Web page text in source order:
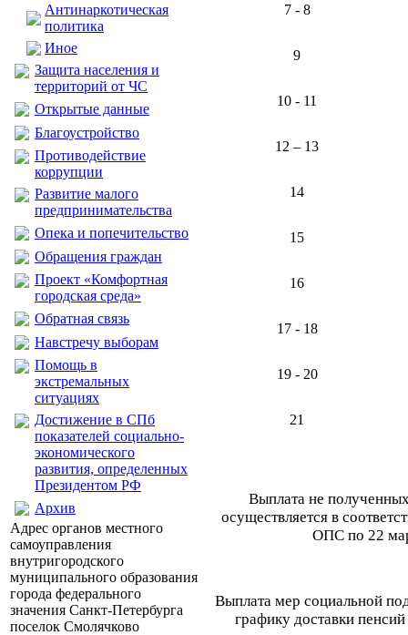
Антинаркотическая
политика
Иное
Защита населения и
территорий от ЧС
Открытые данные
Благоустройство
Противодействие
коррупции
Развитие малого
предпринимательства
Опека и попечительство
Обращения граждан
Проект «Комфортная
городская среда»
Обратная связь
Навстречу выборам
Помощь в
экстремальных
ситуациях
Достижение в СПб
показателей социально-
экономического
развития, определенных
Президентом РФ
Архив
Адрес органов местного
самоуправления
внутригородского
муниципального образования
города федерального
значения Санкт-Петербурга
поселок Смолячково
7 - 8
9
10 - 11
12 – 13
14
15
16
17 - 18
19 - 20
21
Выплата не
осуществляется в
ОПС по 22
Выплата мер социальной
графику доставки